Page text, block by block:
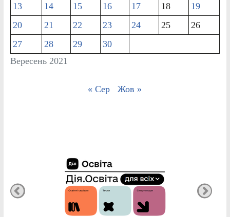
Вересень 2021
13
14 15 16 17 18
19
20
21 22 23 24 25
26
27
28 29 30
« Сер Жов »